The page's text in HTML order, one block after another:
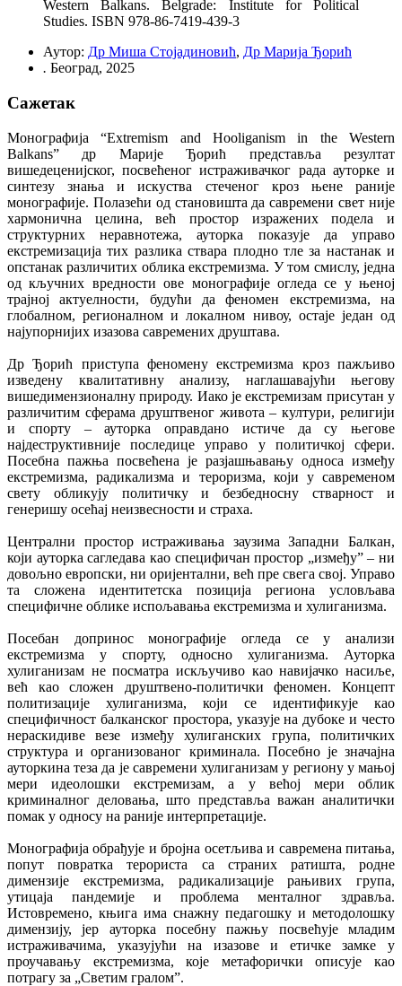
Western Balkans. Belgrade: Institute for Political
Studies. ISBN 978-86-7419-439-3
Аутор: Др Миша Стојадиновић, Др Марија Ђорић
. Београд, 2025
Сажетак
Монографија “Extremism and Hooliganism in the Western
Balkans” др Марије Ђорић представља резултат
вишедеценијског, посвећеног истраживачког рада ауторке и
синтезу знања и искуства стеченог кроз њене раније
монографије. Полазећи од становишта да савремени свет није
хармонична целина, већ простор изражених подела и
структурних неравнотежа, ауторка показује да управо
екстремизација тих разлика ствара плодно тле за настанак и
опстанак различитих облика екстремизма. У том смислу, једна
од кључних вредности ове монографије огледа се у њеној
трајној актуелности, будући да феномен екстремизма, на
глобалном, регионалном и локалном нивоу, остаје један од
најупорнијих изазова савремених друштава.
Др Ђорић приступа феномену екстремизма кроз пажљиво
изведену квалитативну анализу, наглашавајући његову
вишедимензионалну природу. Иако је екстремизам присутан у
различитим сферама друштвеног живота – култури, религији
и спорту – ауторка оправдано истиче да су његове
најдеструктивније последице управо у политичкој сфери.
Посебна пажња посвећена је разјашњавању односа између
екстремизма, радикализма и тероризма, који у савременом
свету обликују политичку и безбедносну стварност и
генеришу осећај неизвесности и страха.
Централни простор истраживања заузима Западни Балкан,
који ауторка сагледава као специфичан простор „између” – ни
довољно европски, ни оријентални, већ пре свега свој. Управо
та сложена идентитетска позиција региона условљава
специфичне облике испољавања екстремизма и хулиганизма.
Посебан допринос монографије огледа се у анализи
екстремизма у спорту, односно хулиганизма. Ауторка
хулиганизам не посматра искључиво као навијачко насиље,
већ као сложен друштвено-политички феномен. Концепт
политизације хулиганизма, који се идентификује као
специфичност балканског простора, указује на дубоке и често
нераскидиве везе између хулиганских група, политичких
структура и организованог криминала. Посебно је значајна
ауторкина теза да је савремени хулиганизам у региону у мањој
мери идеолошки екстремизам, а у већој мери облик
криминалног деловања, што представља важан аналитички
помак у односу на раније интерпретације.
Монографија обрађује и бројна осетљива и савремена питања,
попут повратка терориста са страних ратишта, родне
димензије екстремизма, радикализације рањивих група,
утицаја пандемије и проблема менталног здравља.
Истовремено, књига има снажну педагошку и методолошку
димензију, јер ауторка посебну пажњу посвећује младим
истраживачима, указујући на изазове и етичке замке у
проучавању екстремизма, које метафорички описује као
потрагу за „Светим гралом”.